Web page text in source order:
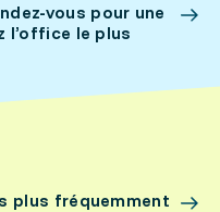
vous pour une
l’office le plus
plus fréquemment